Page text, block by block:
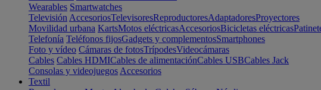
Wearables Smartwatches
Televisión AccesoriosTelevisoresReproductoresAdaptadoresProyectores
Movilidad urbana KartsMotos eléctricasAccesoriosBicicletas eléctricas
Telefonía Teléfonos fijosGadgets y complementosSmartphones
Foto y vídeo Cámaras de fotosTrípodesVideocámaras
Cables Cables HDMICables de alimentaciónCables USBCables Jack
Consolas y videojuegos Accesorios
Textil